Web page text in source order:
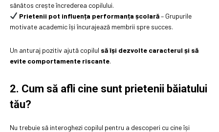
sănătos crește încrederea copilului.
Prietenii pot influența performanța școlară– Grupurile
motivate academic își încurajează membrii spre succes.
Un anturaj pozitiv ajută copilul să își dezvolte caracterul și să
evite comportamente riscante.
2. Cum să afli cine sunt prietenii băiatului
tău?
Nu trebuie să interoghezi copilul pentru a descoperi cu cine își